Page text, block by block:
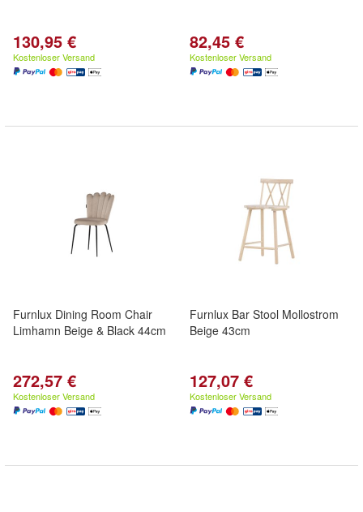
130,95 €
Kostenloser Versand
82,45 €
Kostenloser Versand
Furnlux Dining Room Chair
Limhamn Beige & Black 44cm
272,57 €
Kostenloser Versand
Furnlux Bar Stool Mollostrom
Beige 43cm
127,07 €
Kostenloser Versand